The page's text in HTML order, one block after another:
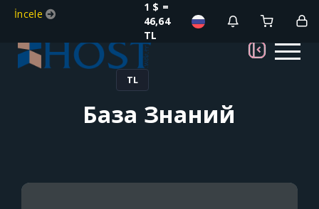
İncele
1 $ =
46,64
TL
TL
База Знаний